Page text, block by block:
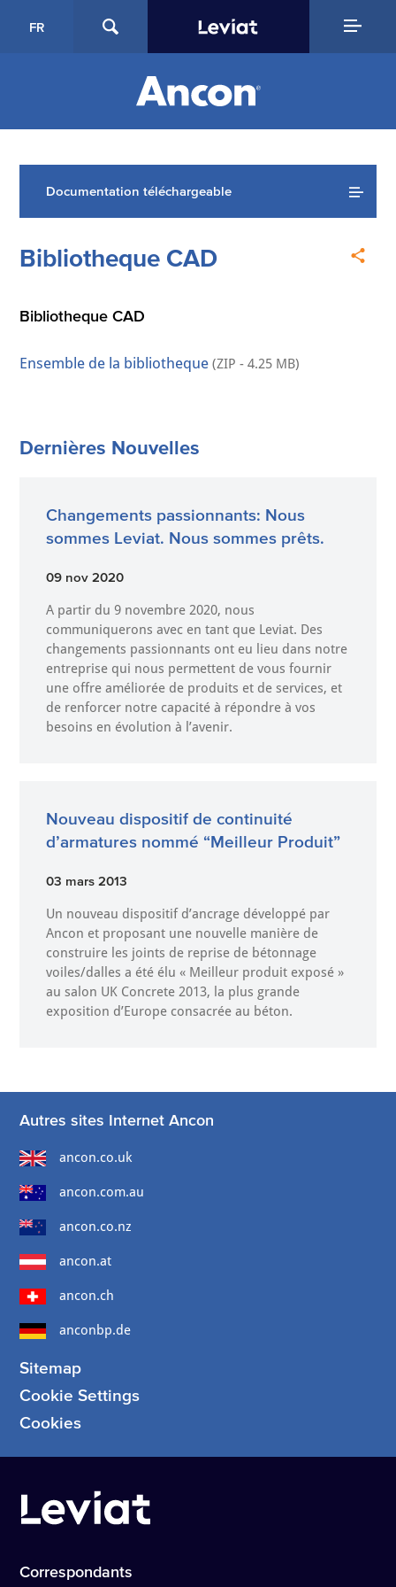
FR
Documentation téléchargeable
Bibliotheque CAD
Bibliotheque CAD
Ensemble de la bibliotheque (ZIP - 4.25 MB)
Dernières Nouvelles
Changements passionnants: Nous
sommes Leviat. Nous sommes prêts.
09 nov 2020
A partir du 9 novembre 2020, nous
communiquerons avec en tant que Leviat. Des
changements passionnants ont eu lieu dans notre
entreprise qui nous permettent de vous fournir
une offre améliorée de produits et de services, et
de renforcer notre capacité à répondre à vos
besoins en évolution à l’avenir.
Nouveau dispositif de continuité
d’armatures nommé “Meilleur Produit”
03 mars 2013
Un nouveau dispositif d’ancrage développé par
Ancon et proposant une nouvelle manière de
construire les joints de reprise de bétonnage
voiles/dalles a été élu « Meilleur produit exposé »
au salon UK Concrete 2013, la plus grande
exposition d’Europe consacrée au béton.
Autres sites Internet Ancon
ancon.co.uk
ancon.com.au
ancon.co.nz
ancon.at
ancon.ch
anconbp.de
Sitemap
Cookie Settings
Cookies
Correspondants